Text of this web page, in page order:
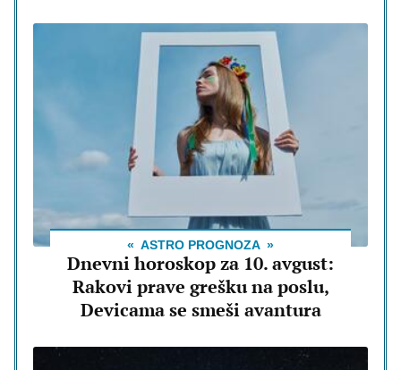
ASTRO PROGNOZA
Dnevni horoskop za 10. avgust:
Rakovi prave grešku na poslu,
Devicama se smeši avantura